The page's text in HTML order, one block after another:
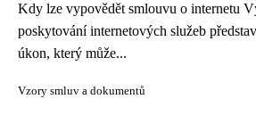
Kdy lze vypovědět smlouvu o internetu
poskytování internetových služeb
úkon, který může...
Vzory smluv a dokumentů